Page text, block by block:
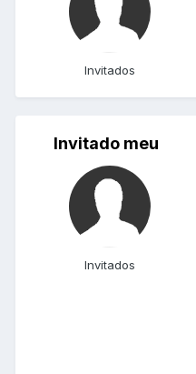
Invitados
Invitado meu
Invitados